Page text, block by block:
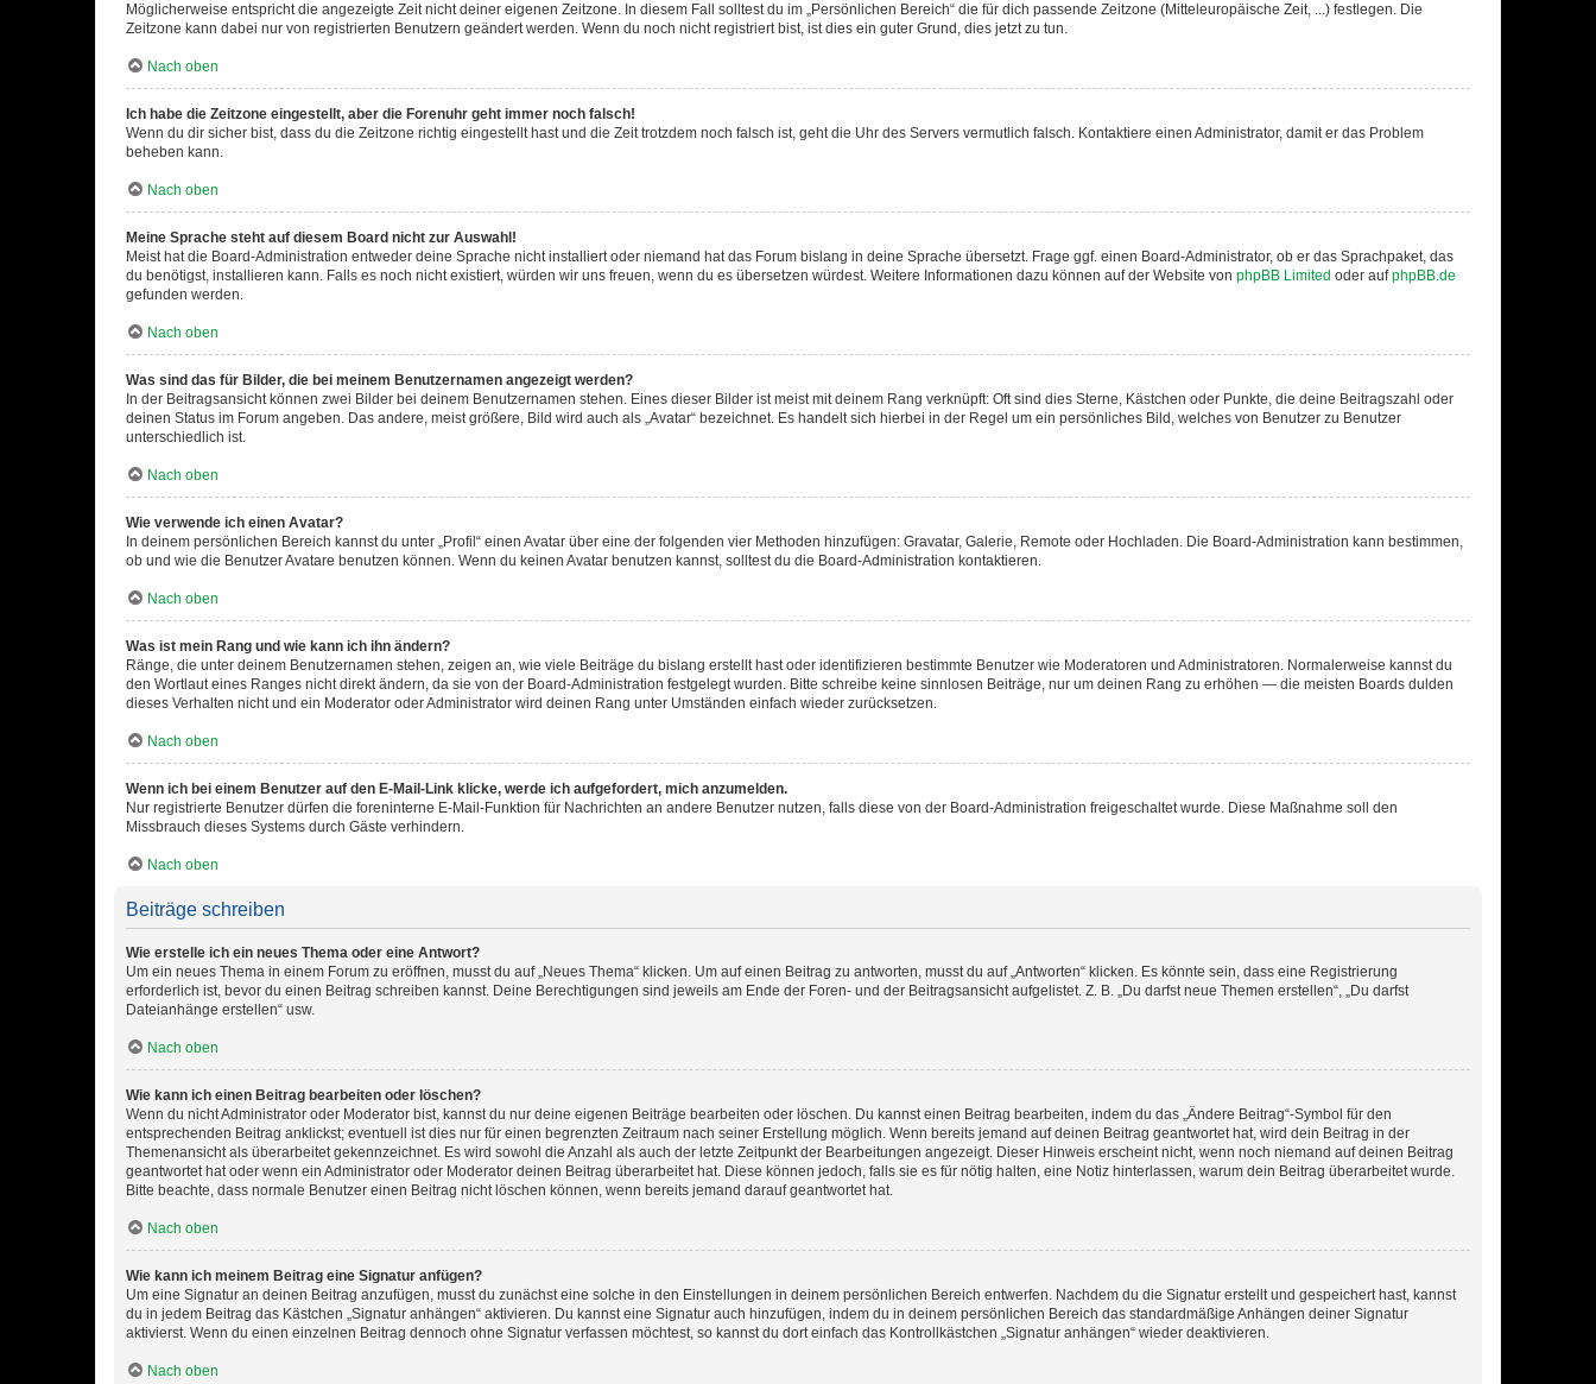
Möglicherweise entspricht die angezeigte Zeit nicht deiner eigenen Zeitzone. In diesem Fall solltest du im „Persönlichen Bereich“ die für dich passende Zeitzone (Mitteleuropäische Zeit, ...) festlegen. Die
Zeitzone kann dabei nur von registrierten Benutzern geändert werden. Wenn du noch nicht registriert bist, ist dies ein guter Grund, dies jetzt zu tun.
Nach oben
Ich habe die Zeitzone eingestellt, aber die Forenuhr geht immer noch falsch!
Wenn du dir sicher bist, dass du die Zeitzone richtig eingestellt hast und die Zeit trotzdem noch falsch ist, geht die Uhr des Servers vermutlich falsch. Kontaktiere einen Administrator, damit er das Problem
beheben kann.
Nach oben
Meine Sprache steht auf diesem Board nicht zur Auswahl!
Meist hat die Board-Administration entweder deine Sprache nicht installiert oder niemand hat das Forum bislang in deine Sprache übersetzt. Frage ggf. einen Board-Administrator, ob er das Sprachpaket, das
du benötigst, installieren kann. Falls es noch nicht existiert, würden wir uns freuen, wenn du es übersetzen würdest. Weitere Informationen dazu können auf der Website von phpBB Limited oder aufphpBB.de
gefunden werden.
Nach oben
Was sind das für Bilder, die bei meinem Benutzernamen angezeigt werden?
In der Beitragsansicht können zwei Bilder bei deinem Benutzernamen stehen. Eines dieser Bilder ist meist mit deinem Rang verknüpft: Oft sind dies Sterne, Kästchen oder Punkte, die deine Beitragszahl oder
deinen Status im Forum angeben. Das andere, meist größere, Bild wird auch als „Avatar“ bezeichnet. Es handelt sich hierbei in der Regel um ein persönliches Bild, welches von Benutzer zu Benutzer
unterschiedlich ist.
Nach oben
Wie verwende ich einen Avatar?
In deinem persönlichen Bereich kannst du unter „Profil“ einen Avatar über eine der folgenden vier Methoden hinzufügen: Gravatar, Galerie, Remote oder Hochladen. Die Board-Administration kann bestimmen,
ob und wie die Benutzer Avatare benutzen können. Wenn du keinen Avatar benutzen kannst, solltest du die Board-Administration kontaktieren.
Nach oben
Was ist mein Rang und wie kann ich ihn ändern?
Ränge, die unter deinem Benutzernamen stehen, zeigen an, wie viele Beiträge du bislang erstellt hast oder identifizieren bestimmte Benutzer wie Moderatoren und Administratoren. Normalerweise kannst du
den Wortlaut eines Ranges nicht direkt ändern, da sie von der Board-Administration festgelegt wurden. Bitte schreibe keine sinnlosen Beiträge, nur um deinen Rang zu erhöhen — die meisten Boards dulden
dieses Verhalten nicht und ein Moderator oder Administrator wird deinen Rang unter Umständen einfach wieder zurücksetzen.
Nach oben
Wenn ich bei einem Benutzer auf den E-Mail-Link klicke, werde ich aufgefordert, mich anzumelden.
Nur registrierte Benutzer dürfen die foreninterne E-Mail-Funktion für Nachrichten an andere Benutzer nutzen, falls diese von der Board-Administration freigeschaltet wurde. Diese Maßnahme soll den
Missbrauch dieses Systems durch Gäste verhindern.
Nach oben
Beiträge schreiben
Wie erstelle ich ein neues Thema oder eine Antwort?
Um ein neues Thema in einem Forum zu eröffnen, musst du auf „Neues Thema“ klicken. Um auf einen Beitrag zu antworten, musst du auf „Antworten“ klicken. Es könnte sein, dass eine Registrierung
erforderlich ist, bevor du einen Beitrag schreiben kannst. Deine Berechtigungen sind jeweils am Ende der Foren- und der Beitragsansicht aufgelistet. Z. B. „Du darfst neue Themen erstellen“, „Du darfst
Dateianhänge erstellen“ usw.
Nach oben
Wie kann ich einen Beitrag bearbeiten oder löschen?
Wenn du nicht Administrator oder Moderator bist, kannst du nur deine eigenen Beiträge bearbeiten oder löschen. Du kannst einen Beitrag bearbeiten, indem du das „Ändere Beitrag“-Symbol für den
entsprechenden Beitrag anklickst; eventuell ist dies nur für einen begrenzten Zeitraum nach seiner Erstellung möglich. Wenn bereits jemand auf deinen Beitrag geantwortet hat, wird dein Beitrag in der
Themenansicht als überarbeitet gekennzeichnet. Es wird sowohl die Anzahl als auch der letzte Zeitpunkt der Bearbeitungen angezeigt. Dieser Hinweis erscheint nicht, wenn noch niemand auf deinen Beitrag
geantwortet hat oder wenn ein Administrator oder Moderator deinen Beitrag überarbeitet hat. Diese können jedoch, falls sie es für nötig halten, eine Notiz hinterlassen, warum dein Beitrag überarbeitet wurde.
Bitte beachte, dass normale Benutzer einen Beitrag nicht löschen können, wenn bereits jemand darauf geantwortet hat.
Nach oben
Wie kann ich meinem Beitrag eine Signatur anfügen?
Um eine Signatur an deinen Beitrag anzufügen, musst du zunächst eine solche in den Einstellungen in deinem persönlichen Bereich entwerfen. Nachdem du die Signatur erstellt und gespeichert hast, kannst
du in jedem Beitrag das Kästchen „Signatur anhängen“ aktivieren. Du kannst eine Signatur auch hinzufügen, indem du in deinem persönlichen Bereich das standardmäßige Anhängen deiner Signatur
aktivierst. Wenn du einen einzelnen Beitrag dennoch ohne Signatur verfassen möchtest, so kannst du dort einfach das Kontrollkästchen „Signatur anhängen“ wieder deaktivieren.
Nach oben